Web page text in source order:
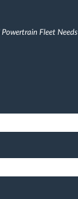
Fleet Needs